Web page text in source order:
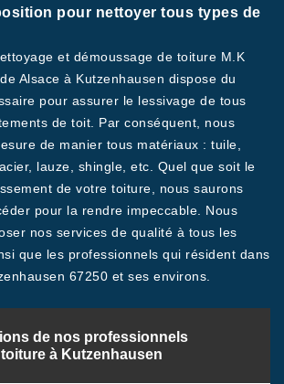
pour nettoyer tous types de
et démoussage de toiture M.K
Alsace à Kutzenhausen dispose du
pour assurer le lessivage de tous
de toit. Par conséquent, nous
de manier tous matériaux : tuile,
lauze, shingle, etc. Quel que soit le
de votre toiture, nous saurons
pour la rendre impeccable. Nous
nos services de qualité à tous les
que les professionnels qui résident dans
67250 et ses environs.
de nos professionnels
à Kutzenhausen